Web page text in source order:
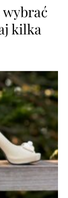
wybrać
kilka